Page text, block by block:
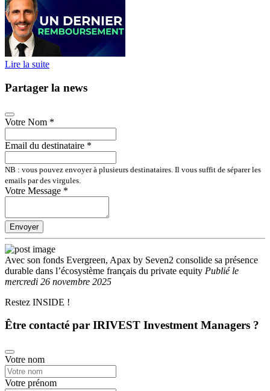
Lire la suite
Partager la news
Votre Nom *
Email du destinataire *
NB : vous pouvez envoyer à plusieurs destinataires. Il vous suffit de séparer les
emails par des virgules.
Votre Message *
Envoyer
Avec son fonds Evergreen, Apax by Seven2 consolide sa présence
durable dans l’écosystème français du private equity Publiéle
mercredi 26 novembre 2025
Restez INSIDE !
Être contacté par IRIVEST Investment Managers ?
Votre nom
Votre prénom